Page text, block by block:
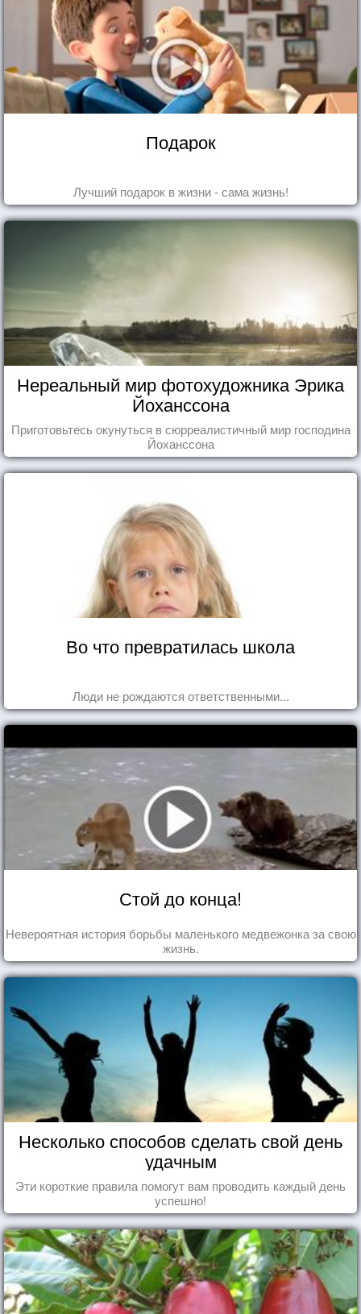
Подарок
Лучший подарок в жизни - сама жизнь!
Нереальный мир фотохудожника Эрика
Йоханссона
Приготовьтесь окунуться в сюрреалистичный мир господина
Йоханссона
Во что превратилась школа
Люди не рождаются ответственными...
Стой до конца!
Невероятная история борьбы маленького медвежонка за свою
жизнь.
Несколько способов сделать свой день
удачным
Эти короткие правила помогут вам проводить каждый день
успешно!